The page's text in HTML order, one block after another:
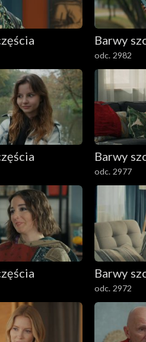
Barwy
odc. 2982
Barwy
odc. 2977
Barwy
odc. 2972